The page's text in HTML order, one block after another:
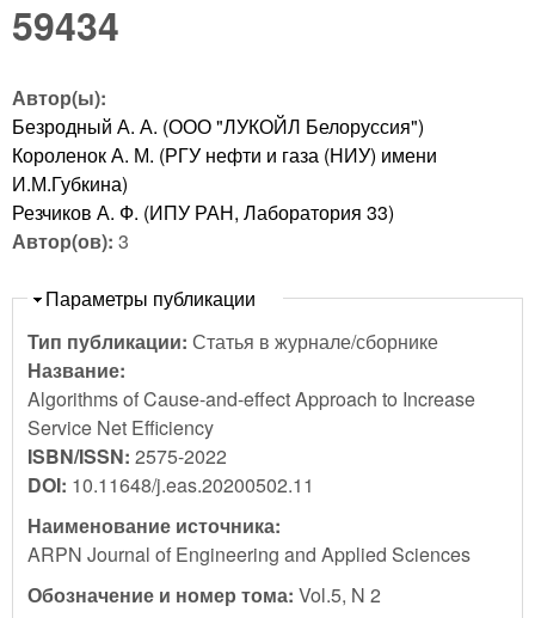
59434
Автор(ы):
Безродный А. А. (ООО "ЛУКОЙЛ Белоруссия")
Короленок А. М. (РГУ нефти и газа (НИУ) имени
И.М.Губкина)
Резчиков А. Ф. (ИПУ РАН, Лаборатория 33)
Автор(ов): 3
Скрыть
Параметры публикации
Тип публикации: Статья в журнале/сборнике
Название:
Algorithms of Cause-and-effect Approach to Increase
Service Net Efficiency
ISBN/ISSN: 2575-2022
DOI: 10.11648/j.eas.20200502.11
Наименование источника:
ARPN Journal of Engineering and Applied Sciences
Обозначение и номер тома: Vol.5, N 2